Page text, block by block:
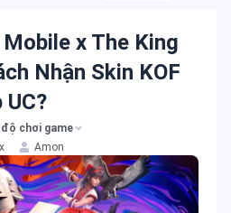
x The King
Nhận Skin KOF
độ chơi game
Amon